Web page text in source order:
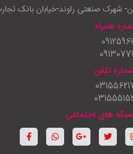
شهرک صنعتی راوند-خیابان بانک
همراه
تلفن
های اجتماعی